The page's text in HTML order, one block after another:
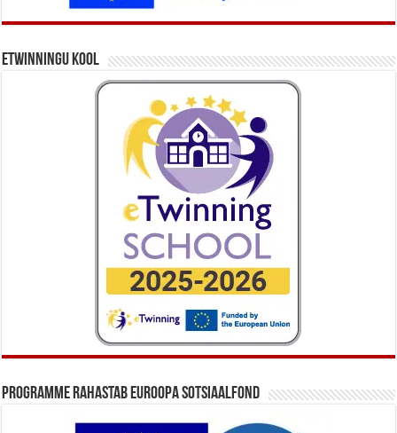
eTwinningu kool
Programme rahastab Euroopa Sotsiaalfond